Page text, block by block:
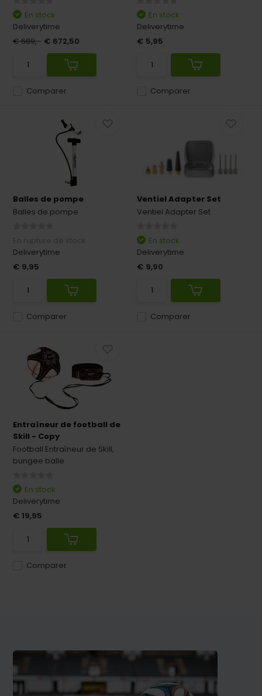
Comparer
En stock
Deliverytime
€ 689,- € 672,50
Comparer
En stock
Deliverytime
€ 5,95
Balles de pompe
Balles de pompe
Comparer
Deliverytime
€ 9,95
Ventiel Adapter Set
Ventiel Adapter Set
Comparer
En stock
Deliverytime
€ 9,90
Entraîneur de football de
Skill - Copy
Football Entraîneur de Skill,
bungee balle
Comparer
En stock
Deliverytime
€ 19,95